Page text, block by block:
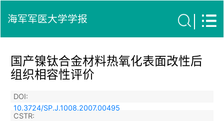
海军军医大学学报
国产镍钛合金材料热氧化表面改性后
组织相容性评价
DOI:
10.3724/SP.J.1008.2007.00495
CSTR: